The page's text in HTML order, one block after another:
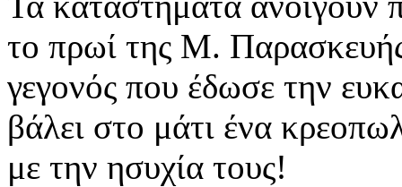
το πρωί της Μ.
γεγονός που έδωσε την
βάλει στο μάτι ένα
με την ησυχία τους!